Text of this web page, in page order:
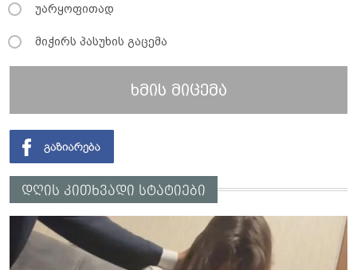
უარყოფითად
მიჭირს პასუხის გაცემა
ხმის მიცემა
დღის კითხვადი სტატიები